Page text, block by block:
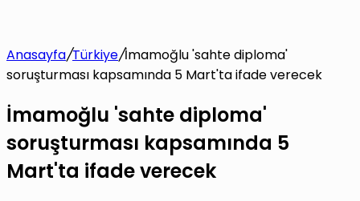
Anasayfa/Türkiye/İmamoğlu 'sahte diploma'
soruşturması kapsamında 5 Mart'ta ifade verecek
İmamoğlu 'sahte diploma'
soruşturması kapsamında 5
Mart'ta ifade verecek